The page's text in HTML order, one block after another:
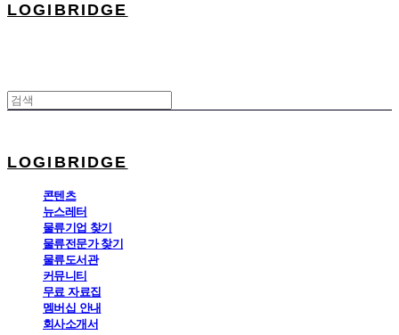
LOGIBRIDGE
LOGIBRIDGE
콘텐츠
뉴스레터
물류기업 찾기
물류전문가 찾기
물류도서관
커뮤니티
무료 자료집
멤버십 안내
회사소개서